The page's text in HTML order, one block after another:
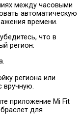
между часовыми
автоматическую
времени.
что в
регион:
региона или
вручную.
приложение Mi Fit
для